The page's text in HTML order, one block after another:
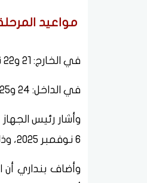
مواعيد المرحلة
في الخارج: 21 و22 نوفمبر 2025
في الداخل: 24 و25 نوفمبر 2025
6 نوفمبر 2025، وذلك بعد إعلان القوائم النهائية للمرشحين.
وأضاف بنداري أن